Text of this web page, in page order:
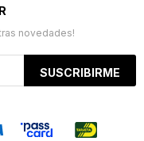
novedades!
SUSCRIBIRME